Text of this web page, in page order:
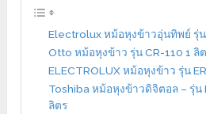
Electrolux หม้อหุงข้าวอุ่นทิพย์ รุ่น
Otto หม้อหุงข้าว รุ่น CR-110 1 ลิ
ELECTROLUX หม้อหุงข้าว รุ่น
Toshiba หม้อหุงข้าวดิจิตอล – รุ่น
ลิตร